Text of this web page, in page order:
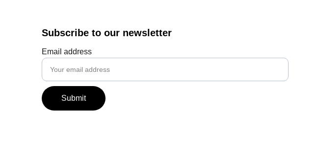
Subscribe to our newsletter
Email address
Submit